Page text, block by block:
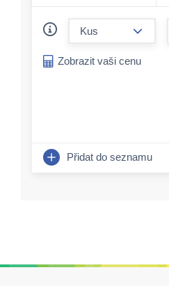
Zobrazit vaši cenu
Přidat do seznamu